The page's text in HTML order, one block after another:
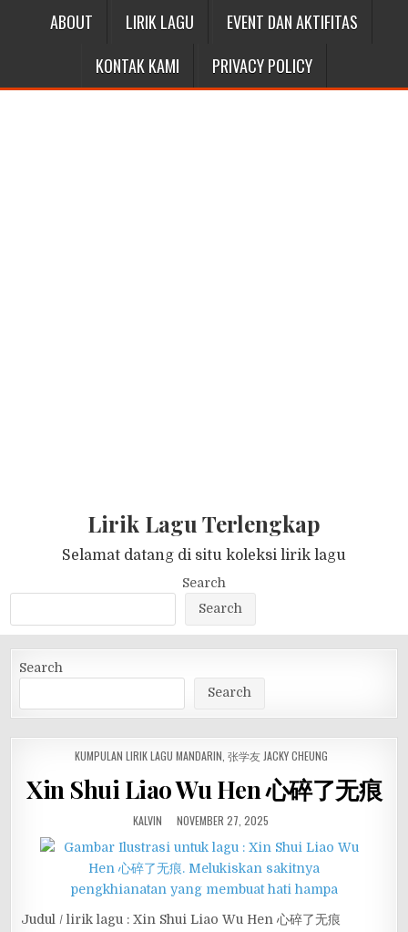
ABOUT LIRIK LAGU
EVENT DAN AKTIFITAS
KONTAK KAMI
PRIVACY POLICY
Lirik Lagu Terlengkap
Selamat datang di situ koleksi lirik lagu
Search
Search
Search
Search
POSTED
KUMPULAN LIRIK LAGU MANDARIN 张学友 JACKY CHEUNG
Xin Shui Liao Wu Hen 心碎了无痕
KALVIN NOVEMBER 27, 2025
Judul / lirik lagu : Xin Shui Liao Wu Hen 心碎了无痕